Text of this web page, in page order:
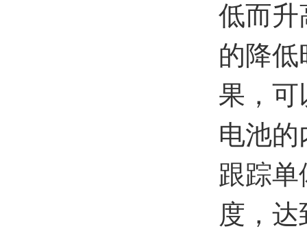
低而升
的降
果，可
电池
跟踪
度，